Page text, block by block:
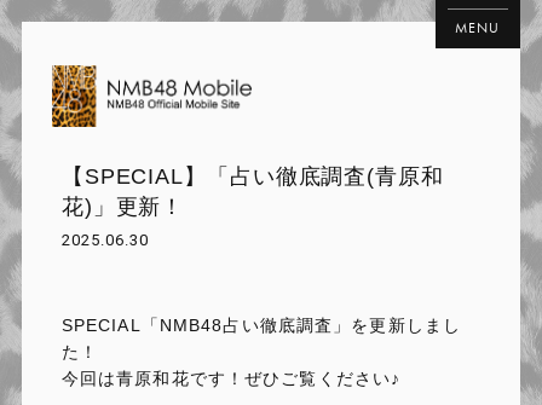
MENU
【SPECIAL】「占い徹底調査(青原和
花)」更新！
2025.06.30
SPECIAL「NMB48占い徹底調査」を更新しまし
た！
今回は青原和花です！ぜひご覧ください♪